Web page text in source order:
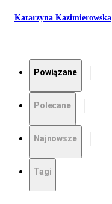
Katarzyna Kazimierowska
Powiązane
Polecane
Najnowsze
Tagi